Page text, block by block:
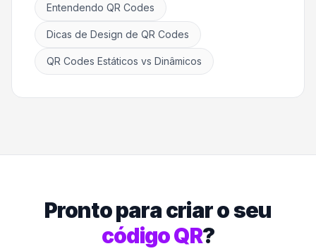
Entendendo QR Codes
Dicas de Design de QR Codes
QR Codes Estáticos vs Dinâmicos
Pronto para criar o seu
código QR?